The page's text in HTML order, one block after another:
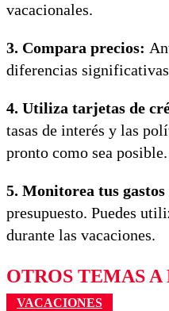
vacacionales.
3. Compara precios:
diferencias significativas
4. Utiliza tarjetas de
tasas de interés y las
pronto como sea posible.
5. Monitorea tus
presupuesto. Puedes
durante las vacaciones.
OTROS TEMAS
VACACIONES